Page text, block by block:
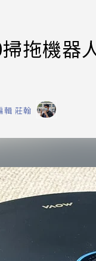
拖機器
輯 莊翰